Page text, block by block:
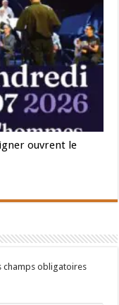
ouvrent le
champs obligatoires